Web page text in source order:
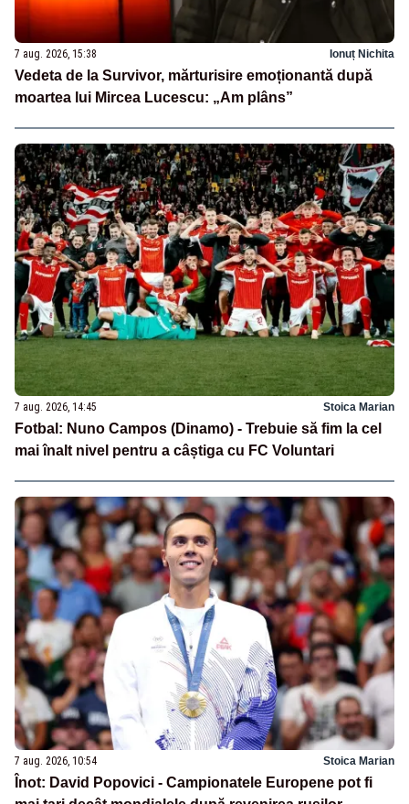
7 aug. 2026, 15:38 Ionuț Nichita
Vedeta de la Survivor, mărturisire emoționantă după
moartea lui Mircea Lucescu: „Am plâns”
7 aug. 2026, 14:45 Stoica Marian
Fotbal: Nuno Campos (Dinamo) - Trebuie să fim la cel
mai înalt nivel pentru a câștiga cu FC Voluntari
7 aug. 2026, 10:54 Stoica Marian
Înot: David Popovici - Campionatele Europene pot fi